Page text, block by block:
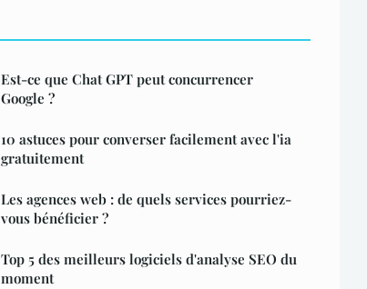
Est-ce que Chat GPT peut concurrencer
Google ?
10 astuces pour converser facilement avec l'ia
gratuitement
Les agences web : de quels services pourriez-
vous bénéficier ?
Top 5 des meilleurs logiciels d'analyse SEO du
moment